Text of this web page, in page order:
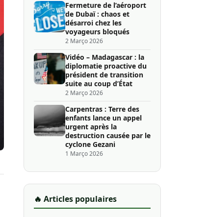
Fermeture de l’aéroport
de Dubaï : chaos et
désarroi chez les
voyageurs bloqués
2 Março 2026
Vidéo – Madagascar : la
diplomatie proactive du
président de transition
suite au coup d’État
2 Março 2026
Carpentras : Terre des
enfants lance un appel
urgent après la
destruction causée par le
cyclone Gezani
1 Março 2026
🔥 Articles populaires